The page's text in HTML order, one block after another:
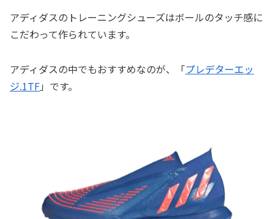
アディダスのトレーニングシューズはボールのタッチ感に
こだわって作られています。
アディダスの中でもおすすめなのが、「プレデターエッ
ジ.1TF」です。